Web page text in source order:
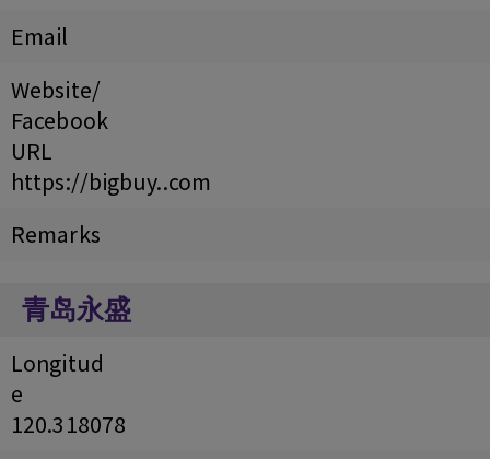
Email
Website/
Facebook
URL
https://bigbuy..com
Remarks
青岛永盛
Longitud
e
120.318078